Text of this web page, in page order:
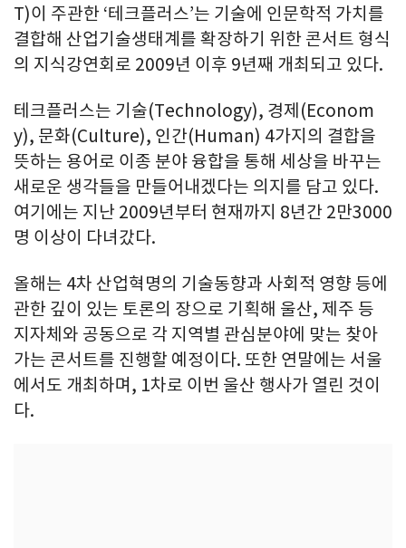
T)이 주관한 ‘테크플러스’는 기술에 인문학적 가치를
결합해 산업기술생태계를 확장하기 위한 콘서트 형식
의 지식강연회로 2009년 이후 9년째 개최되고 있다.
테크플러스는 기술(Technology), 경제(Econom
y), 문화(Culture), 인간(Human) 4가지의 결합을
뜻하는 용어로 이종 분야 융합을 통해 세상을 바꾸는
새로운 생각들을 만들어내겠다는 의지를 담고 있다.
여기에는 지난 2009년부터 현재까지 8년간 2만3000
명 이상이 다녀갔다.
올해는 4차 산업혁명의 기술동향과 사회적 영향 등에
관한 깊이 있는 토론의 장으로 기획해 울산, 제주 등
지자체와 공동으로 각 지역별 관심분야에 맞는 찾아
가는 콘서트를 진행할 예정이다. 또한 연말에는 서울
에서도 개최하며, 1차로 이번 울산 행사가 열린 것이
다.